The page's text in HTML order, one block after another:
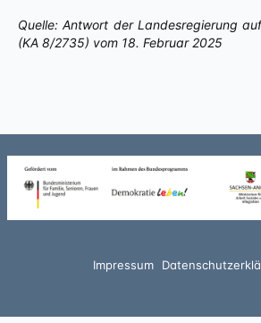
Quelle: Antwort der Landesregierung
(KA 8/2735) vom 18. Februar 2025
Impressum